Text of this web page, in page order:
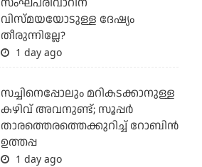
വിസ്മയയോടുള്ള ദേഷ്യം
തീരുന്നില്ലേ?
1 day ago
സച്ചിനെപ്പോലും മറികടക്കാനുള്ള
കഴിവ് അവനുണ്ട്; സൂപ്പര്‍
താരത്തെരത്തെക്കുറിച്ച് റോബിന്‍
ഉത്തപ്പ
1 day ago